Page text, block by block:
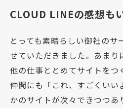
CLOUD LINEの感想も
とっても素晴らしい御社のサ
せていただきました。あまり
他の仕事ととめてサイトをつ
仲間にも「これ、すごくいい
かのサイトが次々できつつあ